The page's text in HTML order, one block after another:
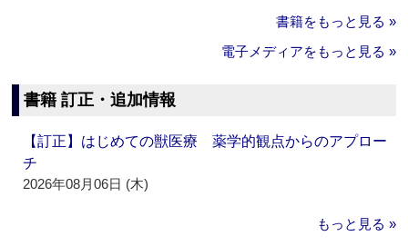
書籍をもっと見る »
電子メディアをもっと見る »
書籍 訂正・追加情報
【訂正】はじめての獣医療 薬学的観点からのアプロー
チ
2026年08月06日 (木)
もっと見る »